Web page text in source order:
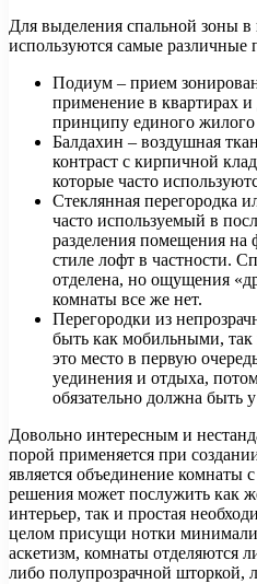
Для выделения спальной зоны в
используются самые различные
Подиум – прием
применение в квартирах
принципу единого жилого
Балдахин – воздушная
контраст с кирпичной
которые часто
Стеклянная перегородка
часто используемый в
разделения помещения
стиле лофт в частности.
отделена, но ощущения
комнаты все же нет.
Перегородки из
быть как мобильными,
это место в первую
уединения и отдыха,
обязательно должна быть
Довольно интересным и
порой применяется при
является объединение комнаты
решения может послужить как
интерьер, так и простая
целом присущи нотки
аскетизм, комнаты отделяются
либо полупрозрачной шторкой,